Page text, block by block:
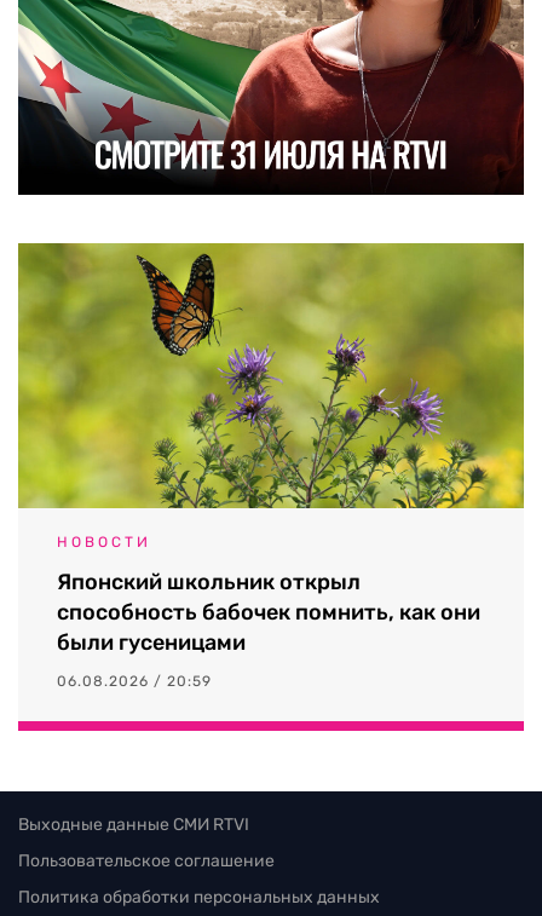
НОВОСТИ
Японский школьник открыл
способность бабочек помнить, как они
были гусеницами
06.08.2026 / 20:59
Выходные данные СМИ RTVI
Пользовательское соглашение
Политика обработки персональных данных